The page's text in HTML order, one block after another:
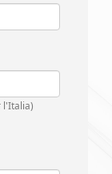
l'Italia)